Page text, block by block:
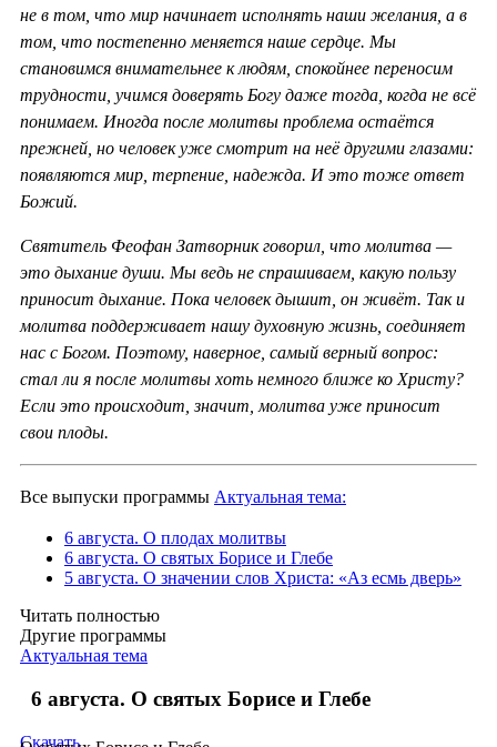
не в том, что мир начинает исполнять наши желания, а в
том, что постепенно меняется наше сердце. Мы
становимся внимательнее к людям, спокойнее переносим
трудности, учимся доверять Богу даже тогда, когда не всё
понимаем. Иногда после молитвы проблема остаётся
прежней, но человек уже смотрит на неё другими глазами:
появляются мир, терпение, надежда. И это тоже ответ
Божий.
Святитель Феофан Затворник говорил, что молитва —
это дыхание души. Мы ведь не спрашиваем, какую пользу
приносит дыхание. Пока человек дышит, он живёт. Так и
молитва поддерживает нашу духовную жизнь, соединяет
нас с Богом. Поэтому, наверное, самый верный вопрос:
стал ли я после молитвы хоть немного ближе ко Христу?
Если это происходит, значит, молитва уже приносит
свои плоды.
Все выпуски программы Актуальная тема:
6 августа. О плодах молитвы
6 августа. О святых Борисе и Глебе
5 августа. О значении слов Христа: «Аз есмь дверь»
Читать полностью
Другие программы
Актуальная тема
6 августа. О святых Борисе и Глебе
Скачать